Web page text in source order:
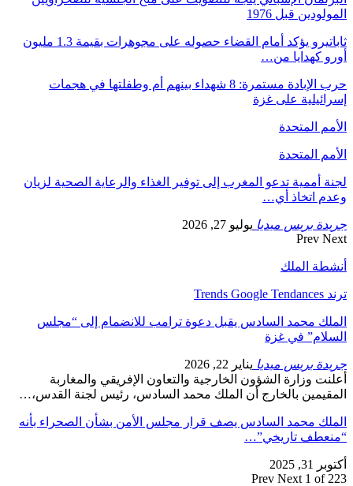
المولودين قبل 1976
ثاباتيرو يؤكد أمام القضاء حصوله على مجوهرات بقيمة 1.3 مليون
أورو كهدايا من…
حرب الإبادة مستمرة: 8 شهداء بينهم أم وطفلتها في هجمات
إسرائيلية على غزة
الأمم المتحدة
الأمم المتحدة
لجنة أممية تدعو المغرب إلى توفير الغذاء والرعاية الصحية لزيان
وعدم اتخاذ أي…
جريدة بريس ميديا يوليو 27, 2026
Prev Next
أنشطة الملك
ترند Trends Google Tendances
الملك محمد السادس يقبل دعوة ترامب للانضمام إلى “مجلس
السلام” في غزة
جريدة بريس ميديا يناير 22, 2026
أعلنت وزارة الشؤون الخارجية والتعاون الإفريقي والمغاربة
المقيمين بالخارج أن الملك محمد السادس، رئيس لجنة القدس،…
الملك محمد السادس يصف قرار مجلس الأمن بشأن الصحراء بأنه
“منعطف تاريخي”…
أكتوبر 31, 2025
Prev Next 1 of 223